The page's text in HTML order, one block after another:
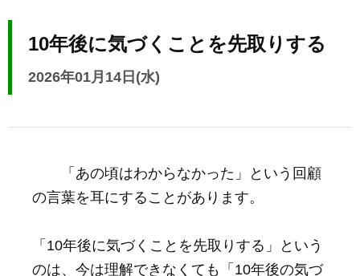
10年後に気づくことを先取りする
2026年01月14日(水)
「あの頃はわからなかった」という回顧
の言葉を耳にすることがあります。
「10年後に気づくことを先取りする」という
のは、今は理解できなくても「10年後の気づ